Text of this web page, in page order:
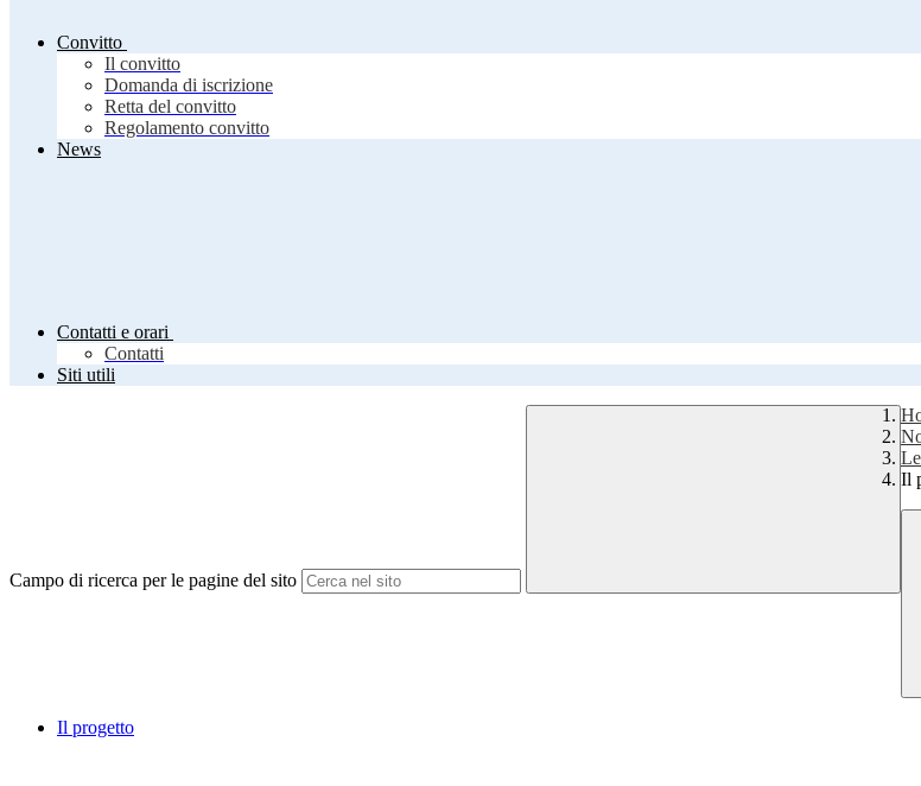
Convitto
Il convitto
Domanda di iscrizione
Retta del convitto
Regolamento convitto
News
Contatti e orari
Contatti
Siti utili
Campo di ricerca per le pagine del sito
Il
Il progetto